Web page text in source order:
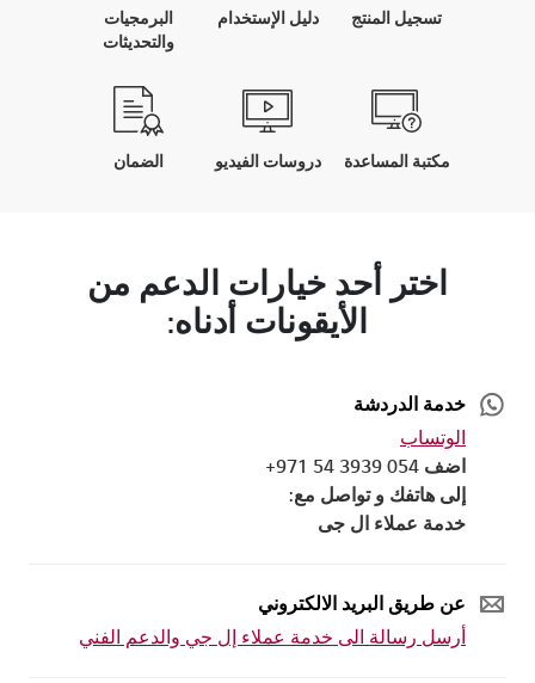
تسجيل المنتج دليل الإستخدام
البرمجيات
والتحديثات
مكتبة المساعدة دروسات الفيديو الضمان
اختر أحد خيارات الدعم من
الأيقونات أدناه:
خدمة الدردشة
الوتساب
اضف 054 3939 54 971+
إلى هاتفك و تواصل مع:
خدمة عملاء ال جى
عن طريق البريد الالكتروني
أرسل رسالة الى خدمة عملاء إل جي والدعم الفني